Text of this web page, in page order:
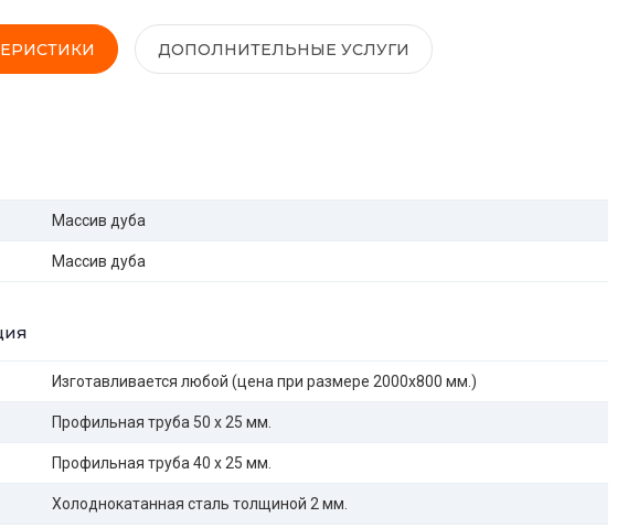
ДОПОЛНИТЕЛЬНЫЕ УСЛУГИ
Массив дуба
Массив дуба
Изготавливается любой (цена при размере 2000x800 мм.)
Профильная труба 50 х 25 мм.
Профильная труба 40 х 25 мм.
Холоднокатанная сталь толщиной 2 мм.